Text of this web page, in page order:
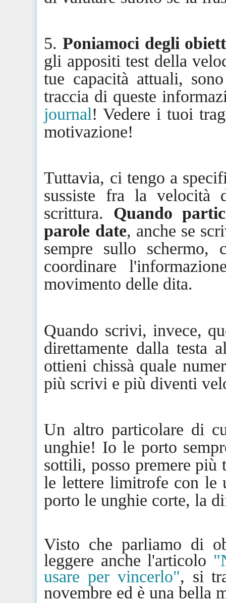
5.Poniamoci degli
gli appositi test della
tue capacità attuali,
traccia di queste
journal! Vedere i tuoi
motivazione!
Tuttavia, ci tengo a
sussiste fra la
scrittura. Quando
parole date, anche se
sempre sullo schermo,
coordinare
movimento delle dita.
Quando scrivi, invece,
direttamente dalla testa
ottieni chissà quale
più scrivi e più diventi
Un altro particolare di
unghie! Io le porto
sottili, posso premere più
le lettere limitrofe con le
porto le unghie corte, la
Visto che parliamo di
leggere anche l'articolo "
usare per vincerlo", si
novembre ed è una bella